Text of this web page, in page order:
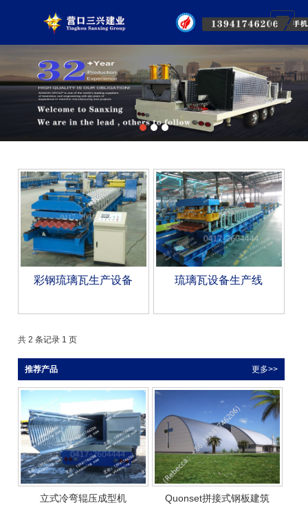
关于我们
机械设备
技术支持
合作客户
联系我们
彩钢琉璃瓦生产设备 琉璃瓦设备生产线
共 2 条记录 1 页
推荐产品 更多>>
立式冷弯辊压成型机 Quonset拼接式钢板建筑